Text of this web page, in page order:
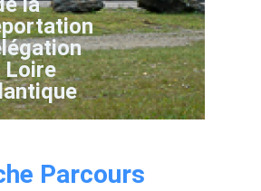
Loire
Parcours